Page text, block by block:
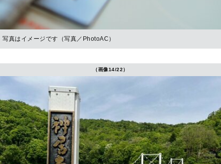
写真はイメージです（写真／PhotoAC）
（画像14/22）